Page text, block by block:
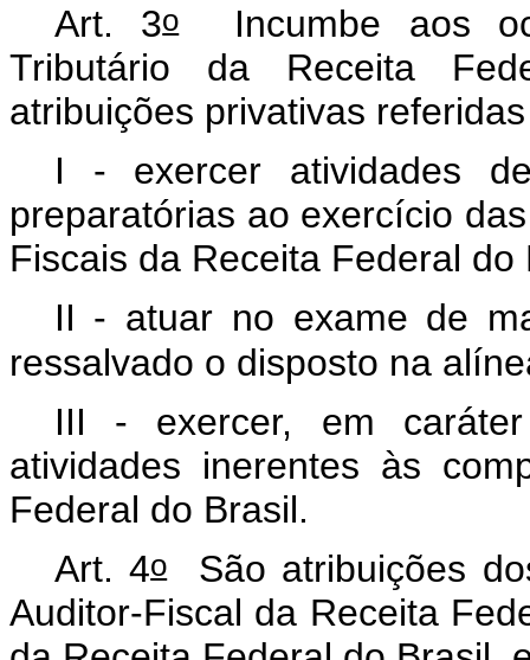
Art. 3oIncumbe aos
Tributário da Receita
atribuições privativas
I - exercer atividades
preparatórias ao exercício
Fiscais da Receita Federal do
II - atuar no exame de
ressalvado o disposto na
III - exercer, em
atividades inerentes às
Federal do Brasil.
Art. 4oSão atribuições
Auditor-Fiscal da Receita